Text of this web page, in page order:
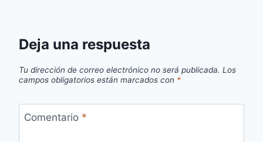
Deja una respuesta
Tu dirección de correo electrónico no será publicada. Los
campos obligatorios están marcados con *
Comentario *